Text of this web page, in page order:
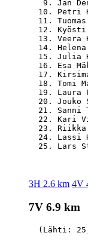
9. Jan
10. Petri
11.
12.
13. Veera
14.
15. Julia
16. Esa
17.
18. Tomi
19. Laura
20. Jouko
21. Sanni
22. Kari
23.
24. Lassi
3H 2.6 km 4V
7V 6.9 km
(Lähti: